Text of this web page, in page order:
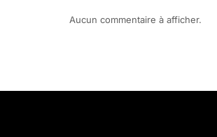
Aucun commentaire à afficher.